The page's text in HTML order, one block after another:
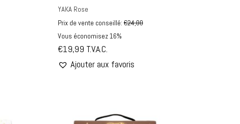
YAKA Rose
Prix de vente conseillé:€24,00
Vous économisez 16%
€19,99 T.V.A.C.
Ajouter aux favoris